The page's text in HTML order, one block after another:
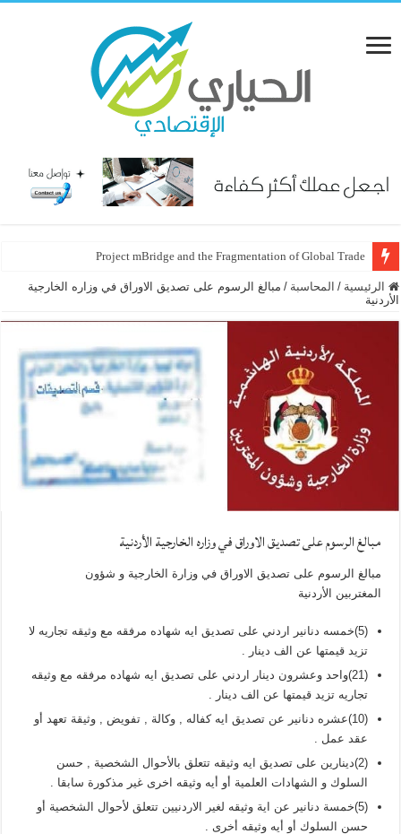
Project mBridge and the Fragmentation of Global Trade
الرئيسية / المحاسبة / مبالغ الرسوم على تصديق الاوراق في وزاره الخارجية
الأردنية
مبالغ الرسوم على تصديق الاوراق في وزاره الخارجية الأردنية
مبالغ الرسوم على تصديق الاوراق في وزارة الخارجية و شؤون
المغتربين الأردنية
(5)خمسه دنانير اردني على تصديق ايه شهاده مرفقه مع وثيقه تجاريه لا
تزيد قيمتها عن الف دينار .
(21)واحد وعشرون دينار اردني على تصديق ايه شهاده مرفقه مع وثيقه
تجاريه تزيد قيمتها عن الف دينار .
(10)عشره دنانير عن تصديق ايه كفاله , وكالة , تفويض , وثيقة تعهد أو
عقد عمل .
(2)دينارين على تصديق ايه وثيقه تتعلق بالأحوال الشخصية , حسن
السلوك و الشهادات العلمية أو أيه وثيقه اخرى غير مذكورة سابقا .
(5)خمسة دنانير عن اية وثيقه لغير الاردنيين تتعلق لأحوال الشخصية أو
حسن السلوك أو أيه وثيقه أخرى .